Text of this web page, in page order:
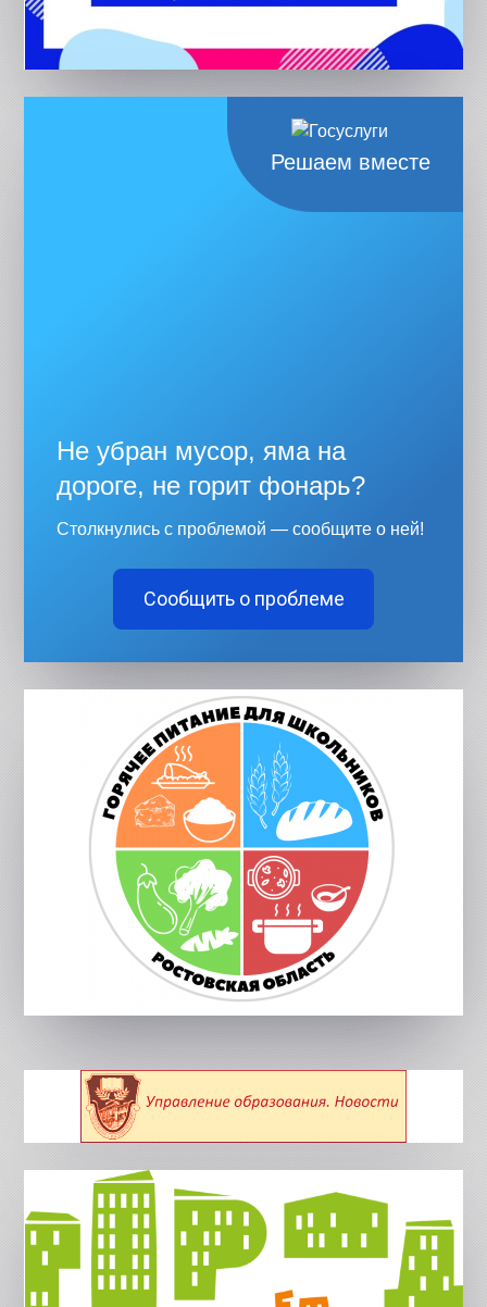
Решаем вместе
Не убран мусор, яма на
дороге, не горит фонарь?
Столкнулись с проблемой — сообщите о ней!
Сообщить о проблеме